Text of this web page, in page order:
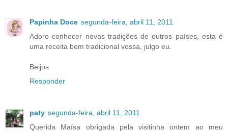
Papinha Doce segunda-feira, abril 11, 2011
Adoro conhecer novas tradições de outros países, esta é
uma receita bem tradicional vossa, julgo eu.
Beijos
Responder
paty segunda-feira, abril 11, 2011
Querida Maísa obrigada pela visitinha ontem ao meu